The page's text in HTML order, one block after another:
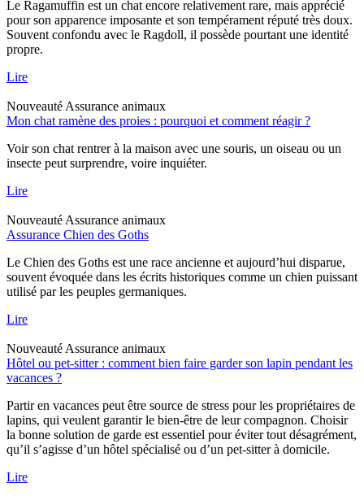
Le Ragamuffin est un chat encore relativement rare, mais apprécié
pour son apparence imposante et son tempérament réputé très doux.
Souvent confondu avec le Ragdoll, il possède pourtant une identité
propre.
Lire
Nouveauté Assurance animaux
Mon chat ramène des proies : pourquoi et comment réagir ?
Voir son chat rentrer à la maison avec une souris, un oiseau ou un
insecte peut surprendre, voire inquiéter.
Lire
Nouveauté Assurance animaux
Assurance Chien des Goths
Le Chien des Goths est une race ancienne et aujourd’hui disparue,
souvent évoquée dans les écrits historiques comme un chien puissant
utilisé par les peuples germaniques.
Lire
Nouveauté Assurance animaux
Hôtel ou pet-sitter : comment bien faire garder son lapin pendant les
vacances ?
Partir en vacances peut être source de stress pour les propriétaires de
lapins, qui veulent garantir le bien-être de leur compagnon. Choisir
la bonne solution de garde est essentiel pour éviter tout désagrément,
qu’il s’agisse d’un hôtel spécialisé ou d’un pet-sitter à domicile.
Lire